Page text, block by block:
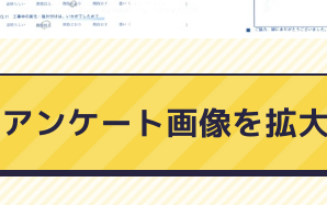
アンケート画像を拡